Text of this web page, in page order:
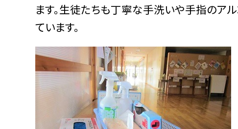
ます。生徒たちも丁寧な手洗いや手指のア
ています。